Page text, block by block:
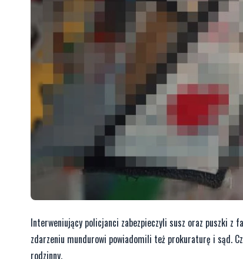
Interweniujący policjanci zabezpieczyli susz oraz puszki z
zdarzeniu mundurowi powiadomili też prokuraturę i sąd.
rodzinny.